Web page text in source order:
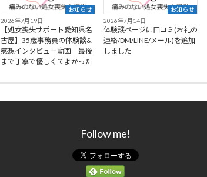
お知らせ
2026年7月19日
【処女喪失サポート愛知県名
古屋】35歳事務員の体験談&
感想インタビュー動画｜最後
まで丁寧で優しくてよかった
お知らせ
2026年7月14日
体験談ページに口コミ(お礼の
連絡/DM/LINE/メール)を追加
しました
Follow me!